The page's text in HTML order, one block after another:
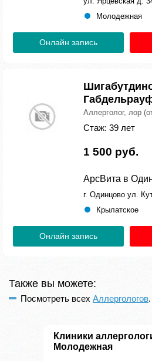
Молодежная
Онлайн запись
Аллерголог, лор
Стаж: 39 лет
1 500 руб.
АрсВита в
г. Одинцово ул.
Крылатское
Онлайн запись
Также вы можете:
Посмотреть всех Аллергологов.
Клиники
Молодежная